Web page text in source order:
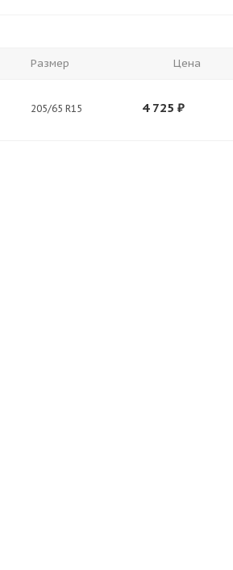
Размер Цена
205/65 R15 4 725 ₽